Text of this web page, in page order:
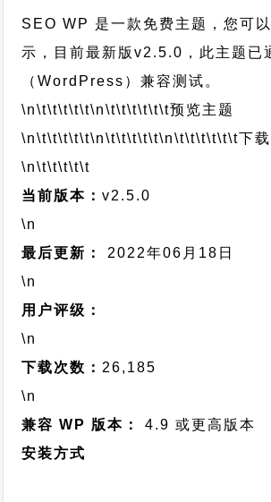
SEO WP 是一款免费主题，您可
示，目前最新版v2.5.0，此主题已
（WordPress）兼容测试。
\n\t\t\t\t\t\n\t\t\t\t\t\t预览主题
\n\t\t\t\t\t\n\t\t\t\t\t\n\t\t\t\t\t\t下
\n\t\t\t\t\t
当前版本：v2.5.0
\n
最后更新：
2022年06月18日
\n
用户评级：
\n
下载次数： 26,185
\n
兼容 WP 版本：
4.9 或更高版本
安装方式